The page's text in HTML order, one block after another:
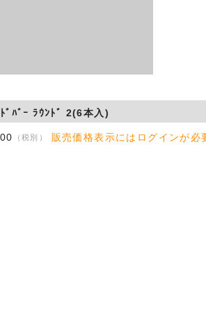
ﾞﾊﾞｰ ﾗｳﾝﾄﾞ 2(6本入)
（税別） 販売価格表示にはログインが必